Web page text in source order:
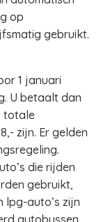
op
gebruikt.
1 januari
U betaalt dan
totale
zijn. Er gelden
die rijden
gebruikt,
lpg-auto’s zijn
autobussen